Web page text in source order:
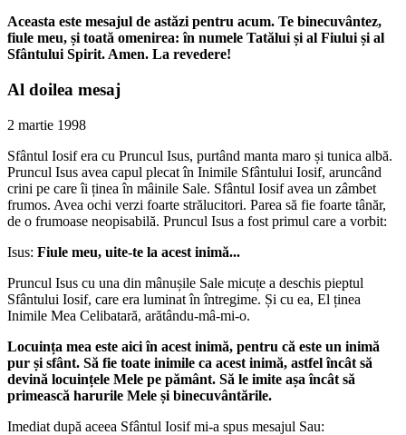
Aceasta este mesajul de astăzi pentru acum. Te binecuvântez,
fiule meu, și toată omenirea: în numele Tatălui și al Fiului și al
Sfântului Spirit. Amen. La revedere!
Al doilea mesaj
2 martie 1998
Sfântul Iosif era cu Pruncul Isus, purtând manta maro și tunica albă.
Pruncul Isus avea capul plecat în Inimile Sfântului Iosif, aruncând
crini pe care îi ținea în mâinile Sale. Sfântul Iosif avea un zâmbet
frumos. Avea ochi verzi foarte strălucitori. Parea să fie foarte tânăr,
de o frumoase neopisabilă. Pruncul Isus a fost primul care a vorbit:
Isus: Fiule meu, uite-te la acest inimă...
Pruncul Isus cu una din mânușile Sale micuțe a deschis pieptul
Sfântului Iosif, care era luminat în întregime. Și cu ea, El ținea
Inimile Mea Celibatară, arătându-mâ-mi-o.
Locuința mea este aici în acest inimă, pentru că este un inimă
pur și sfânt. Să fie toate inimile ca acest inimă, astfel încât să
devină locuințele Mele pe pământ. Să le imite așa încât să
primească harurile Mele și binecuvântările.
Imediat după aceea Sfântul Iosif mi-a spus mesajul Sau: